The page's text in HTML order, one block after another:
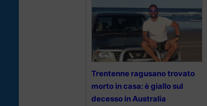
Trentenne ragusano trovato
morto in casa: è giallo sul
decesso in Australia